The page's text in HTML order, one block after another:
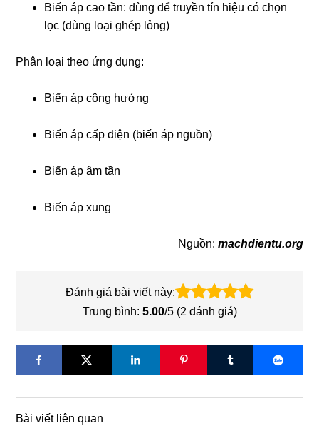
Biến áp cao tần: dùng để truyền tín hiệu có chọn
lọc (dùng loại ghép lỏng)
Phân loại theo ứng dụng:
Biến áp cộng hưởng
Biến áp cấp điện (biến áp nguồn)
Biến áp âm tần
Biến áp xung
Nguồn: machdientu.org
Đánh giá bài viết này:
Trung bình: 5.00/5 (2 đánh giá)
Bài viết liên quan